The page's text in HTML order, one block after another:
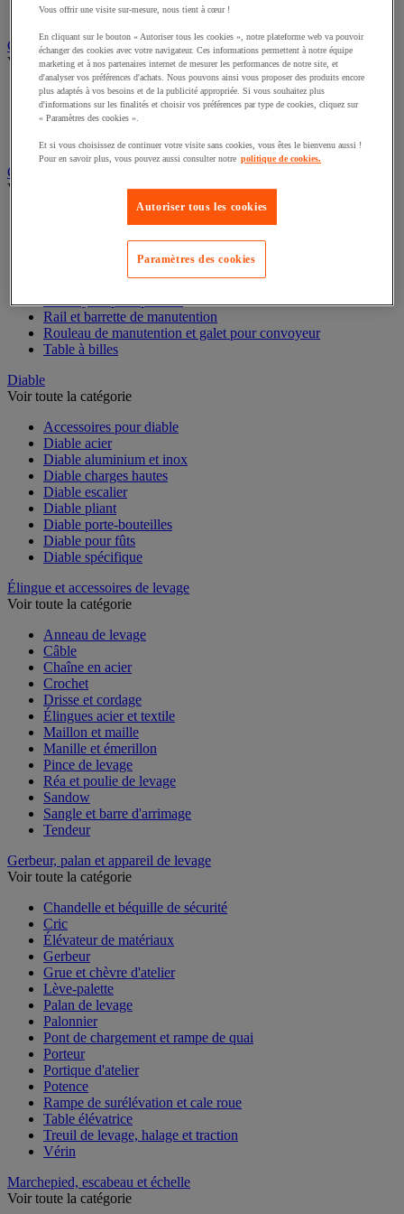
Remorque industrielle
Chauffage, rafraîchisseur et déshumidificateur
Voir toute la catégorie
Chauffage au fuel
Chauffage au gaz
Chauffage électrique
Rafraîchisseur et déshumidificateur
Convoyeur
Convoyeur à rouleaux
Convoyeur extensible et mobile
Convoyeur pour palettes
Rail et barrette de manutention
Rouleau de manutention et galet pour convoyeur
Diable
Accessoires pour diable
Diable acier
Diable aluminium et inox
Diable charges hautes
Diable escalier
Diable pliant
Diable porte-bouteilles
Diable pour fûts
Élingue et accessoires de levage
Anneau de levage
Câble
Chaîne en acier
Crochet
Drisse et cordage
Élingues acier et textile
Maillon et maille
Manille et émerillon
Pince de levage
Réa et poulie de levage
Sandow
Sangle et barre d'arrimage
Gerbeur, palan et appareil de levage
Chandelle et béquille de sécurité
Cric
Élévateur de matériaux
Gerbeur
Grue et chèvre d'atelier
Lève-palette
Palan de levage
Palonnier
Pont de chargement et rampe de quai
Porteur
Portique d'atelier
Potence
Rampe de surélévation et cale roue
Table élévatrice
Treuil de levage, halage et traction
Marchepied, escabeau et échelle
Vous offrir une visite sur-mesure, nous tient à cœur !
En cliquant sur le bouton « Autoriser tous les cookies », notre plateforme web va pouvoir
échanger des cookies avec votre navigateur. Ces informations permettent à notre équipe
marketing et à nos partenaires internet de mesurer les performances de notre site, et
d'analyser vos préférences d'achats. Nous pouvons ainsi vous proposer des produits encore
plus adaptés à vos besoins et de la publicité appropriée. Si vous souhaitez plus
d'informations sur les finalités et choisir vos préférences par type de cookies, cliquez sur
« Paramètres des cookies ».
Et si vous choisissez de continuer votre visite sans cookies, vous êtes le bienvenu aussi !
Pour en savoir plus, vous pouvez aussi consulter notre politique de cookies.
Autoriser tous les cookies
Paramètres des cookies